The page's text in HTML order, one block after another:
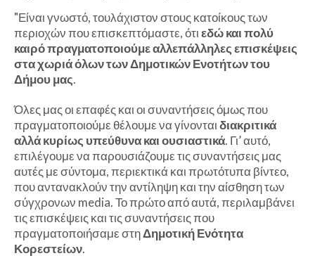
"Είναι γνωστό, τουλάχιστον στους κατοίκους των
περιοχών που επισκεπτόμαστε, ότιεδώ και πολύ
καιρό πραγματοποιούμε αλλεπάλληλες επισκέψεις
στα χωριά όλων των Δημοτικών Ενοτήτων του
Δήμου μας.
Όλες μας οι επαφές και οι συναντήσεις όμως που
πραγματοποιούμε θέλουμε να γίνονταιδιακριτικά
αλλά κυρίως υπεύθυνα και ουσιαστικά. Γι’ αυτό,
επιλέγουμε να παρουσιάζουμε τις συναντήσεις μας
αυτές με σύντομα, περιεκτικά και πρωτότυπα βίντεο,
που αντανακλούν την αντίληψη και την αίσθηση των
σύγχρονων media. Το πρώτο από αυτά, περιλαμβάνει
τις επισκέψεις και τις συναντήσεις που
πραγματοποιήσαμε στηΔημοτική Ενότητα
Κορεστείων.